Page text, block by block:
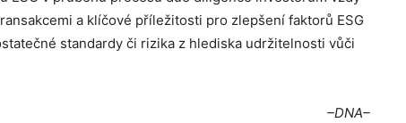
a klíčové příležitosti pro zlepšení faktorů ESG
standardy či rizika z hlediska udržitelnosti vůči
–DNA–